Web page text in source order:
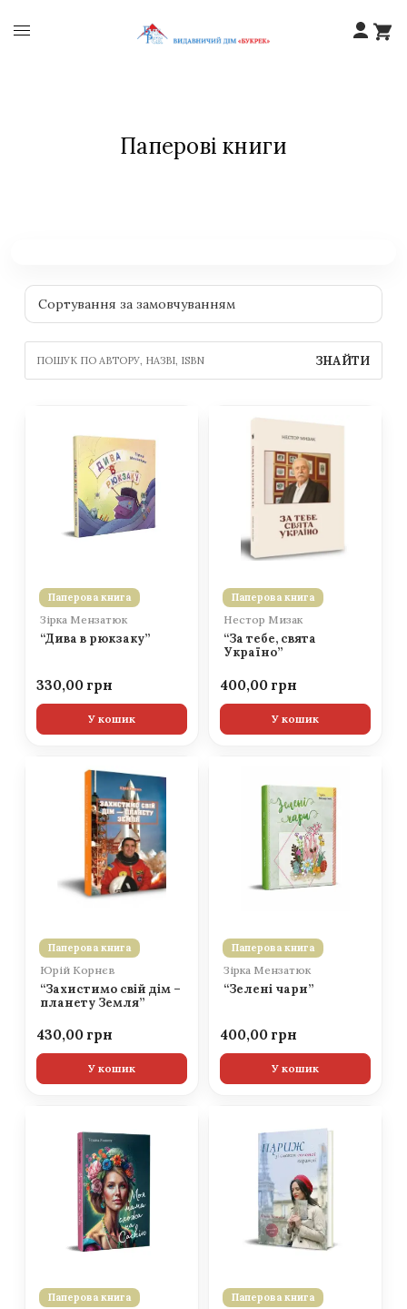
Паперові книги
ЗНАЙТИ
Паперова книга
Зірка Мензатюк
“Дива в рюкзаку”
330,00
У кошик
Паперова книга
Нестор Мизак
“За тебе, свята
Україно”
400,00
У кошик
Паперова книга
Юрій Корнєв
“Захистимо свій дім –
планету Земля”
430,00
У кошик
Паперова книга
Зірка Мензатюк
“Зелені чари”
400,00
У кошик
Паперова книга Паперова книга